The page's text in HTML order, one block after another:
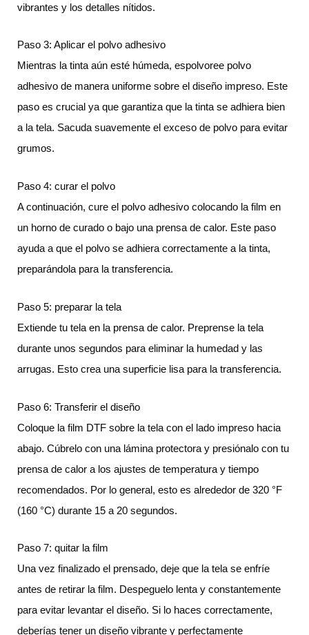
vibrantes y los detalles nítidos.
Paso 3: Aplicar el polvo adhesivo
Mientras la tinta aún esté húmeda, espolvoree polvo
adhesivo de manera uniforme sobre el diseño impreso. Este
paso es crucial ya que garantiza que la tinta se adhiera bien
a la tela. Sacuda suavemente el exceso de polvo para evitar
grumos.
Paso 4: curar el polvo
A continuación, cure el polvo adhesivo colocando la film en
un horno de curado o bajo una prensa de calor. Este paso
ayuda a que el polvo se adhiera correctamente a la tinta,
preparándola para la transferencia.
Paso 5: preparar la tela
Extiende tu tela en la prensa de calor. Preprense la tela
durante unos segundos para eliminar la humedad y las
arrugas. Esto crea una superficie lisa para la transferencia.
Paso 6: Transferir el diseño
Coloque la film DTF sobre la tela con el lado impreso hacia
abajo. Cúbrelo con una lámina protectora y presiónalo con tu
prensa de calor a los ajustes de temperatura y tiempo
recomendados. Por lo general, esto es alrededor de 320 °F
(160 °C) durante 15 a 20 segundos.
Paso 7: quitar la film
Una vez finalizado el prensado, deje que la tela se enfríe
antes de retirar la film. Despeguelo lenta y constantemente
para evitar levantar el diseño. Si lo haces correctamente,
deberías tener un diseño vibrante y perfectamente